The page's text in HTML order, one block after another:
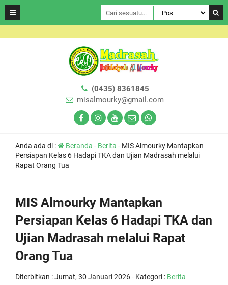
(0435) 8361845
misalmourky@gmail.com
Anda ada di : Beranda - Berita - MIS Almourky Mantapkan
Persiapan Kelas 6 Hadapi TKA dan Ujian Madrasah melalui
Rapat Orang Tua
MIS Almourky Mantapkan
Persiapan Kelas 6 Hadapi TKA dan
Ujian Madrasah melalui Rapat
Orang Tua
Diterbitkan :Jumat, 30 Januari 2026- Kategori : Berita